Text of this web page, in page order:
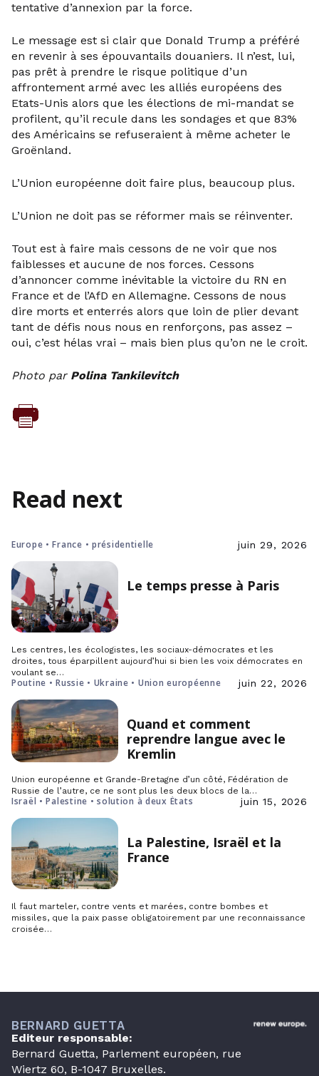
tentative d’annexion par la force.
Le message est si clair que Donald Trump a préféré
en revenir à ses épouvantails douaniers. Il n’est, lui,
pas prêt à prendre le risque politique d’un
affrontement armé avec les alliés européens des
Etats-Unis alors que les élections de mi-mandat se
profilent, qu’il recule dans les sondages et que 83%
des Américains se refuseraient à même acheter le
Groënland.
L’Union européenne doit faire plus, beaucoup plus.
L’Union ne doit pas se réformer mais se réinventer.
Tout est à faire mais cessons de ne voir que nos
faiblesses et aucune de nos forces. Cessons
d’annoncer comme inévitable la victoire du RN en
France et de l’AfD en Allemagne. Cessons de nous
dire morts et enterrés alors que loin de plier devant
tant de défis nous nous en renforçons, pas assez –
oui, c’est hélas vrai – mais bien plus qu’on ne le croit.
Photo par Polina Tankilevitch
Read next
Europe • France • présidentielle juin 29, 2026
Le temps presse à Paris
Les centres, les écologistes, les sociaux-démocrates et les
droites, tous éparpillent aujourd’hui si bien les voix démocrates en
voulant se…
Poutine • Russie • Ukraine • Union européenne juin 22, 2026
Quand et comment
reprendre langue avec le
Kremlin
Union européenne et Grande-Bretagne d’un côté, Fédération de
Russie de l’autre, ce ne sont plus les deux blocs de la…
Israël • Palestine • solution à deux États juin 15, 2026
La Palestine, Israël et la
France
Il faut marteler, contre vents et marées, contre bombes et
missiles, que la paix passe obligatoirement par une reconnaissance
croisée…
BERNARD GUETTA
Editeur responsable:
Bernard Guetta, Parlement européen, rue
Wiertz 60, B-1047 Bruxelles.